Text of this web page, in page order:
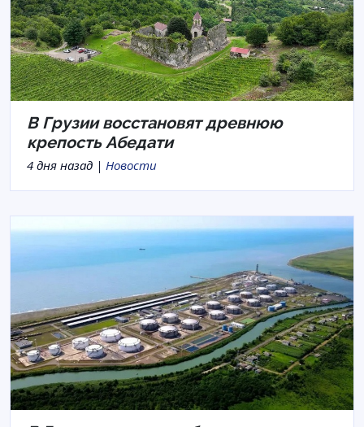
В Грузии восстановят древнюю
крепость Абедати
4 дня назад | Новости